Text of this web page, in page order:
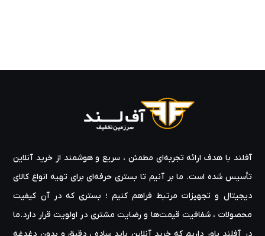
آفلند با هدف ارائه‌ تجربه‌ای مطمئن ، سریع و هوشمند از خرید آنلاین
تأسیس شده است. ما بر آنیم تا بستری حرفه‌ای برای تهیه‌ انواع کالای
دیجیتال و تجهیزات مرتبط فراهم کنیم ؛ بستری که در آن کیفیت
محصولات ، شفافیت قیمت‌ها و رضایت مشتری در اولویت قرار دارد.ما